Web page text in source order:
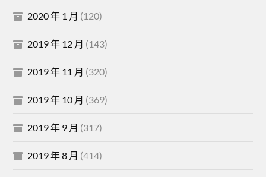
2020 年 1 月 (120)
2019 年 12 月 (143)
2019 年 11 月 (320)
2019 年 10 月 (369)
2019 年 9 月 (317)
2019 年 8 月 (414)